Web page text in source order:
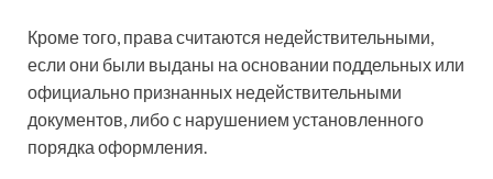
Кроме того, права считаются недействительными,
если они были выданы на основании поддельных или
официально признанных недействительными
документов, либо с нарушением установленного
порядка оформления.